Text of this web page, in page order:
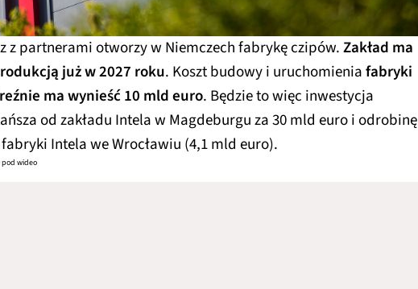
z partnerami otworzy w Niemczech fabrykę czipów.Zakład ma
już w 2027 roku. Koszt budowy i uruchomieniafabryki
ma wynieść 10 mld euro. Będzie to więc inwestycja
od zakładu Intela w Magdeburgu za 30 mld euro i odrobinę
Intela we Wrocławiu (4,1 mld euro).
pod wideo